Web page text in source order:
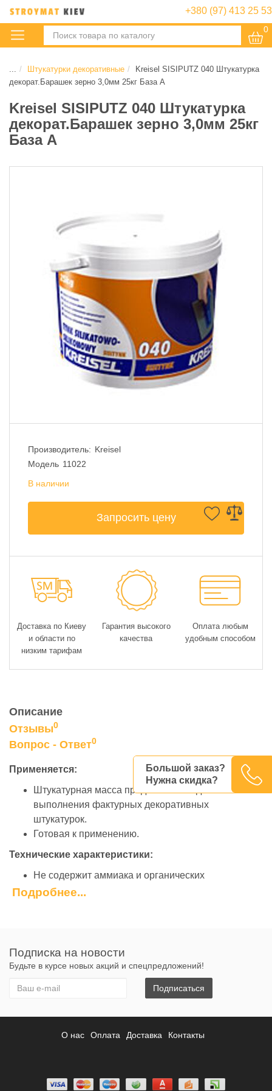
+380 (97) 413 25 53
0
Штукатурки декоративные
Kreisel SISIPUTZ 040 Штукатурка
декорат.Барашек зерно 3,0мм 25кг База А
Kreisel SISIPUTZ 040 Штукатурка
декорат.Барашек зерно 3,0мм 25кг
База А
Производитель: Kreisel
Модель 11022
В наличии
Запросить цену
Большой заказ?
Нужна скидка?
Доставка по Киеву
и области по
низким тарифам
Гарантия высокого
качества
Оплата любым
удобным способом
Описание
Отзывы0
Вопрос - Ответ0
Применяется:
Штукатурная масса предназначена для
выполнения фактурных декоративных
штукатурок.
Готовая к применению.
Технические характеристики:
Не содержит аммиака и органических
растворителей.
Высокая стойкость к атмосферным воздействиям
и грязестойкостью.
Состав:
стекла, эмульсии силиконовой смолы и водной
дисперсии акриловой смолы, с минеральными
Расход:2,4 - 5кг/м2
Подробнее...
Подписка на новости
Будьте в курсе новых акций и спецпредложений!
Подписаться
О нас Оплата Доставка Контакты